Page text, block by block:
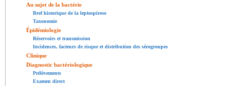
Au sujet de la bactérie
Bref historique de la leptospirose
Taxonomie
Épidémiologie
Réservoirs et transmission
Incidences, facteurs de risque et distribution des sérogroupes
Clinique
Diagnostic bactériologique
Prélèvements
Examen direct